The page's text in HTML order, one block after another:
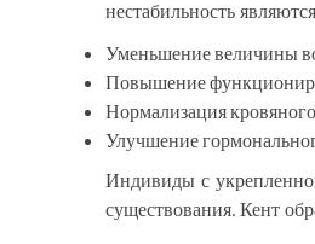
нестабильность
Уменьшение величины
Повышение
Нормализация
Улучшение
Индивиды с
существования. Кент